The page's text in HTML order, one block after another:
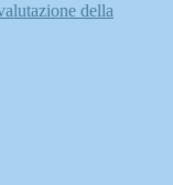
della